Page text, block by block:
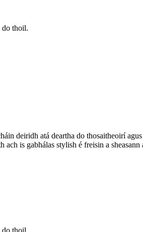
do thoil.
deiridh atá deartha do thosaitheoirí
is gabhálas stylish é freisin a sheasann
thoil.